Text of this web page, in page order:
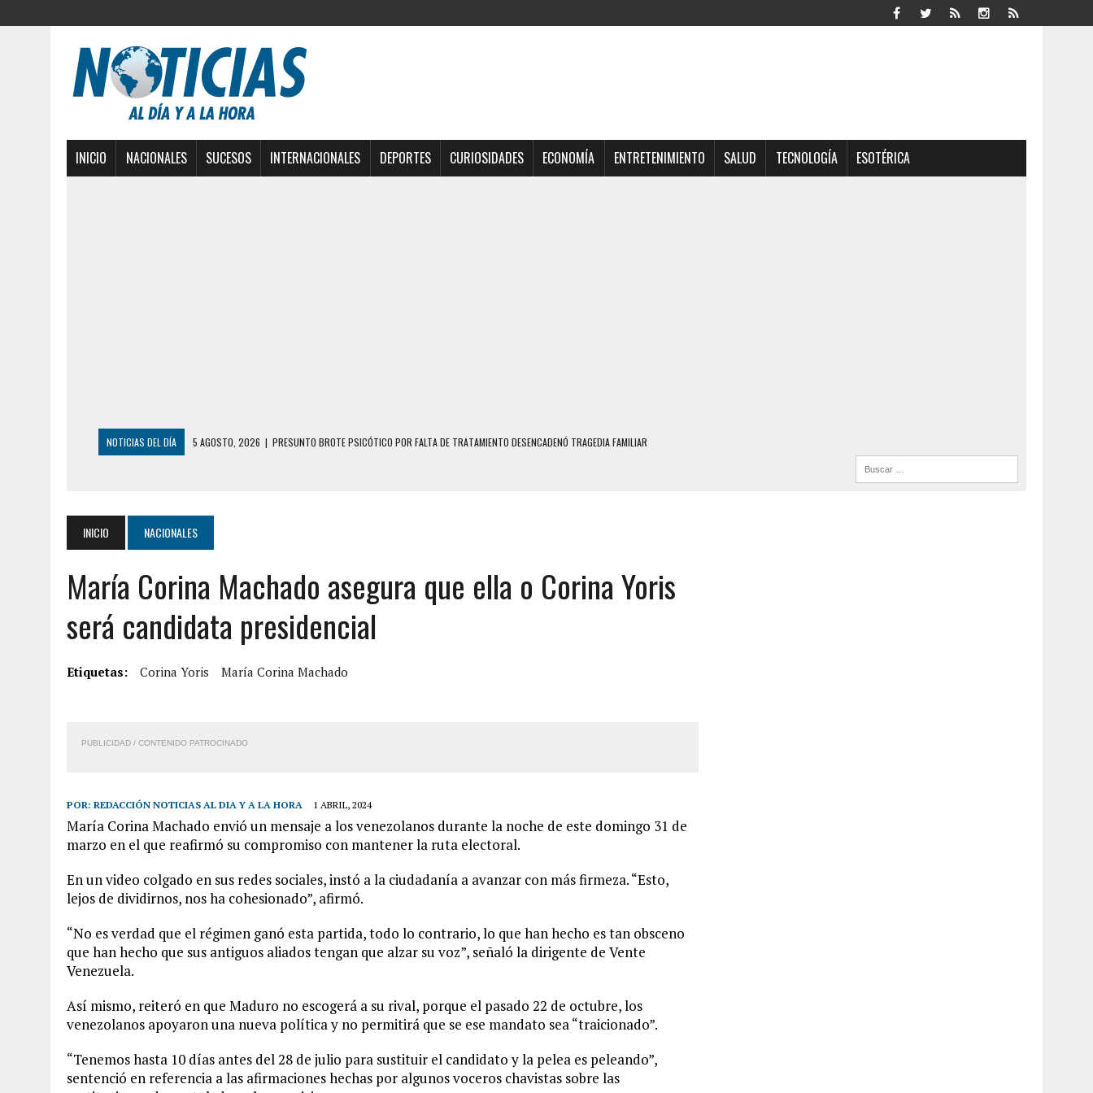
INICIO NACIONALES SUCESOS INTERNACIONALES DEPORTES CURIOSIDADES ECONOMÍA ENTRETENIMIENTO SALUD TECNOLOGÍA ESOTÉRICA
NOTICIAS DEL DÍA 5 AGOSTO, 2026 | HORROR EN BARINAS: UN HOMBRE INDUJO AL SUICIDIO A UNA ADOLESCENTE DE 13 AÑOS TRAS ABUSAR DE ELLA
2 AGOSTO, 2026 | AYUDABA A PERSONAS EN SITUACIÓN DE CALLE Y MURIÓ A MANOS DE VARIOS DE ELLOS EN MATURÍN
2 AGOSTO, 2026
|
COLAPSÓ TECHO DE UNA VIVIENDA EN EL CENTRO DE CARACAS CON MÁS DE 20 PERSONAS ADENTRO
2 AGOSTO, 2026 | FALCÓN: MUJER ATACÓ CON UN CUCHILLO A SUS HIJOS, UNO PERDIÓ LA VIDA
6 AGOSTO, 2026
MISTERIOSA MUERTE DE MODELO EN MONAGAS: HALLARON EL CUERPO DENTRO DE SU CASA
INICIO NACIONALES
María Corina Machado asegura que ella o Corina Yoris
será candidata presidencial
Etiquetas: Corina Yoris María Corina Machado
PUBLICIDAD / CONTENIDO PATROCINADO
POR: REDACCIÓN NOTICIAS AL DIA Y A LA HORA 1 ABRIL, 2024
María Corina Machado envió un mensaje a los venezolanos durante la noche de este domingo 31 de
marzo en el que reafirmó su compromiso con mantener la ruta electoral.
En un video colgado en sus redes sociales, instó a la ciudadanía a avanzar con más firmeza. “Esto,
lejos de dividirnos, nos ha cohesionado”, afirmó.
“No es verdad que el régimen ganó esta partida, todo lo contrario, lo que han hecho es tan obsceno
que han hecho que sus antiguos aliados tengan que alzar su voz”, señaló la dirigente de Vente
Venezuela.
Así mismo, reiteró en que Maduro no escogerá a su rival, porque el pasado 22 de octubre, los
venezolanos apoyaron una nueva política y no permitirá que se ese mandato sea “traicionado”.
“Tenemos hasta 10 días antes del 28 de julio para sustituir el candidato y la pelea es peleando”,
sentenció en referencia a las afirmaciones hechas por algunos voceros chavistas sobre las